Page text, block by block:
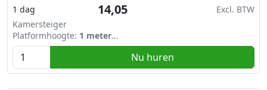
1 dag 14,05 Excl. BTW
Kamersteiger
Platformhoogte: 1 meter
Werkhoogte:3 meter
Afmetingen:
1,90 x 0,75 meter
Past achterin de auto (banken neergeklapt)
Nu huren